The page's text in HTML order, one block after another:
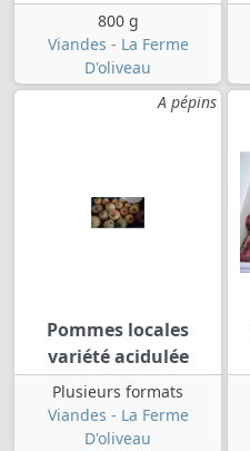
800 g
Viandes - La Ferme
D'oliveau
A pépins
Pommes locales
variété acidulée
Plusieurs formats
Viandes - La Ferme
D'oliveau